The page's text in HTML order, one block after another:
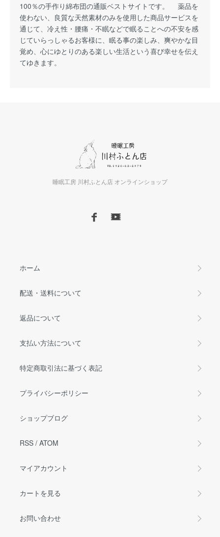
100％の手作り綿布団の通販ベストサイトです。 薬品を
使わない、良質な天然素材のみを使用した商品サービスを
通じて、冷え性・腰痛・不眠などで眠ることへの不安を感
じていらっしゃるお客様に、眠る事の楽しみ、爽やかな目
覚め、心にゆとりのある楽しい生活という喜び幸せを伝え
てゆきます。
睡眠工房 川村ふとん店 オンラインショップ
ホーム
配送・送料について
返品について
支払い方法について
特定商取引法に基づく表記
プライバシーポリシー
ショップブログ
RSS / ATOM
マイアカウント
カートを見る
お問い合わせ